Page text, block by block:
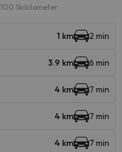
100 Skikilometer
1 km 2 min
3.9 km 6 min
4 km 7 min
4 km 7 min
4 km 7 min